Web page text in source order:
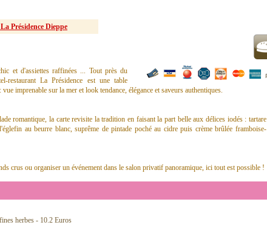
Présidence Dieppe
et d'assiettes raffinées ... Tout près du
restaurant La Présidence est une table
imprenable sur la mer et look tendance, élégance et saveurs authentiques.
romantique, la carte revisite la tradition en faisant la part belle aux délices iodés : tartare
au beurre blanc, suprême de pintade poché au cidre puis crème brûlée framboise-
crus ou organiser un événement dans le salon privatif panoramique, ici tout est possible !
herbes - 10.2 Euros